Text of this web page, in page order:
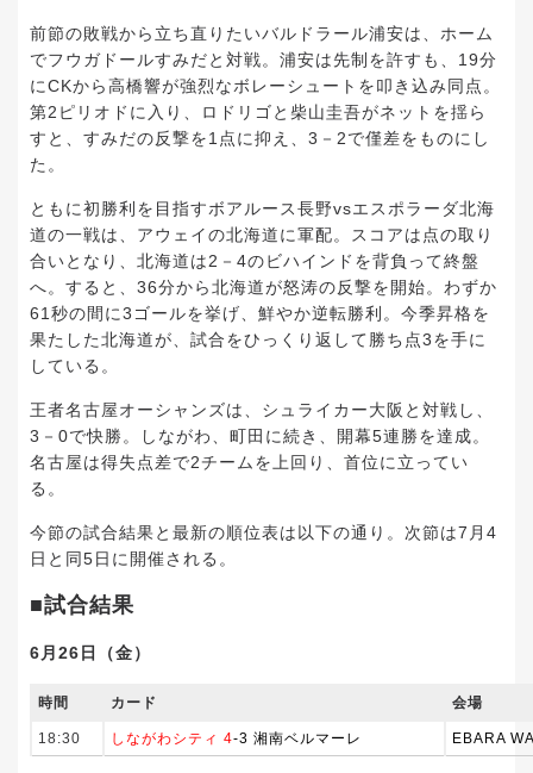
前節の敗戦から立ち直りたいバルドラール浦安は、ホーム
でフウガドールすみだと対戦。浦安は先制を許すも、19分
にCKから高橋響が強烈なボレーシュートを叩き込み同点。
第2ピリオドに入り、ロドリゴと柴山圭吾がネットを揺ら
すと、すみだの反撃を1点に抑え、3－2で僅差をものにし
た。
ともに初勝利を目指すボアルース長野vsエスポラーダ北海
道の一戦は、アウェイの北海道に軍配。スコアは点の取り
合いとなり、北海道は2－4のビハインドを背負って終盤
へ。すると、36分から北海道が怒涛の反撃を開始。わずか
61秒の間に3ゴールを挙げ、鮮やか逆転勝利。今季昇格を
果たした北海道が、試合をひっくり返して勝ち点3を手に
している。
王者名古屋オーシャンズは、シュライカー大阪と対戦し、
3－0で快勝。しながわ、町田に続き、開幕5連勝を達成。
名古屋は得失点差で2チームを上回り、首位に立ってい
る。
今節の試合結果と最新の順位表は以下の通り。次節は7月4
日と同5日に開催される。
■試合結果
6月26日（金）
時間 カード 会場
18:30 しながわシティ 4-3 湘南ベルマーレ EBARA WA